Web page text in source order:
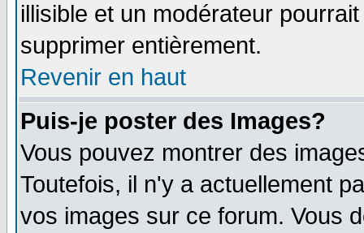
illisible et un modérateur
supprimer entièrement.
Revenir en haut
Puis-je poster des Images?
Vous pouvez montrer des
Toutefois, il n'y a actuellement
vos images sur ce forum. Vous